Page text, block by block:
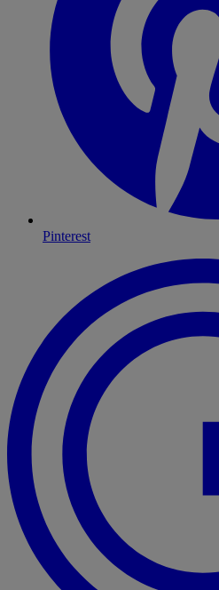
Pinterest